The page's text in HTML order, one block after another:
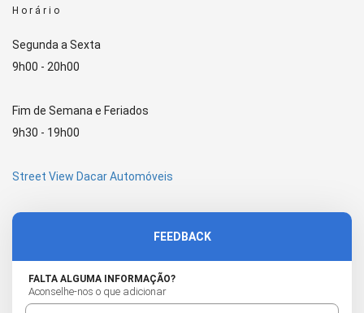
Horário
Segunda a Sexta
9h00 - 20h00
Fim de Semana e Feriados
9h30 - 19h00
Street View Dacar Automóveis
FEEDBACK
FALTA ALGUMA INFORMAÇÃO?
Aconselhe-nos o que adicionar